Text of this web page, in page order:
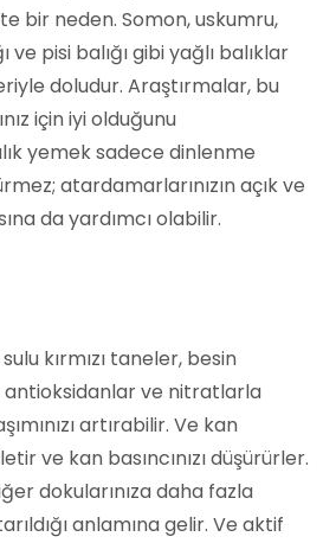
bir neden. Somon, uskumru,
ve pisi balığı gibi yağlı balıklar
doludur. Araştırmalar, bu
için iyi olduğunu
yemek sadece dinlenme
atardamarlarınızın açık ve
da yardımcı olabilir.
kırmızı taneler, besin
antioksidanlar ve nitratlarla
artırabilir. Ve kan
ve kan basıncınızı düşürürler.
dokularınıza daha fazla
anlamına gelir. Ve aktif